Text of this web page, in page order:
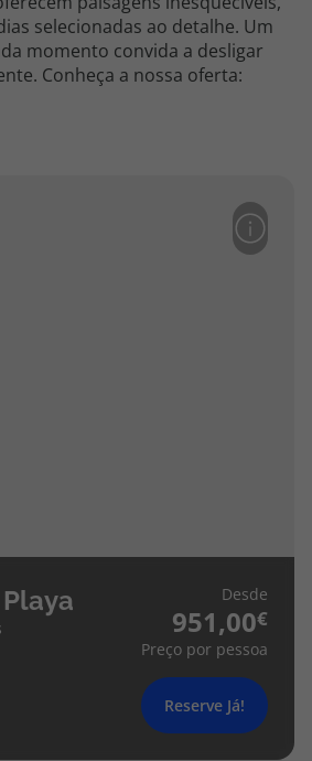
selecionadas ao detalhe. Um
momento convida a desligar
Conheça a nossa oferta:
Desde
951,00
Preço por pessoa
Reserve Já!